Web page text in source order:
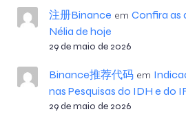
注册Binance em Confira as
Nélia de hoje
29 de maio de 2026
Binance推荐代码em
nas Pesquisas do IDH e do
29 de maio de 2026